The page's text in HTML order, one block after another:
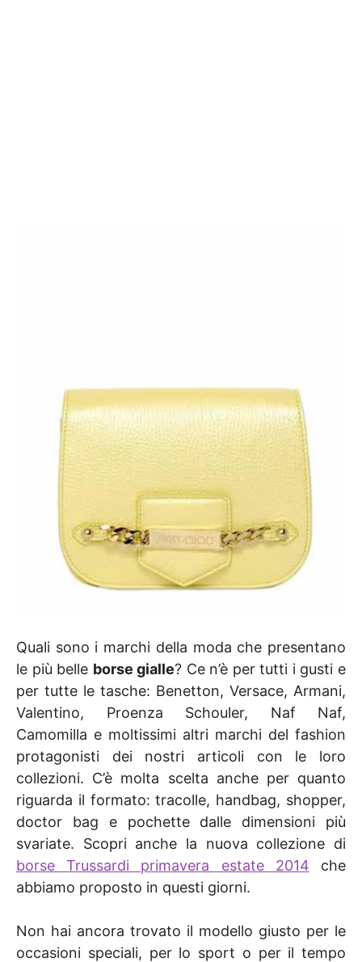
Quali sono i marchi della moda che presentano
le più belle borse gialle? Ce n’è per tutti i gusti e
per tutte le tasche: Benetton, Versace, Armani,
Valentino, Proenza Schouler, Naf Naf,
Camomilla e moltissimi altri marchi del fashion
protagonisti dei nostri articoli con le loro
collezioni. C’è molta scelta anche per quanto
riguarda il formato: tracolle, handbag, shopper,
doctor bag e pochette dalle dimensioni più
svariate. Scopri anche la nuova collezione di
borse Trussardi primavera estate 2014 che
abbiamo proposto in questi giorni.
Non hai ancora trovato il modello giusto per le
occasioni speciali, per lo sport o per il tempo